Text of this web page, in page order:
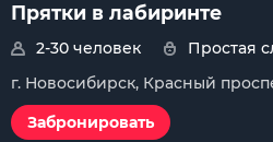
Прятки в лабиринте
2-30 человек
Простая
г. Новосибирск, Красный
Забронировать